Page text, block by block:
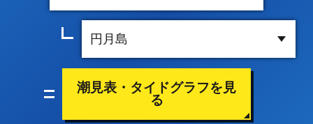
潮見表・タイドグラフを見
る